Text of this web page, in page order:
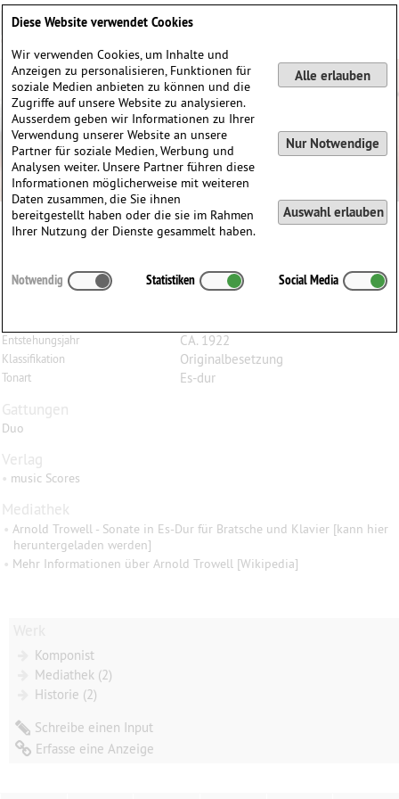
Sonate in Es-Dur für Bratsche und Klavier
Entstehungsjahr CA. 1922
Klassifikation Originalbesetzung
Tonart Es-dur
Gattungen
Duo
Verlag
• music Scores
Mediathek
• Arnold Trowell - Sonate in Es-Dur für Bratsche und Klavier [kann hier
heruntergeladen werden]
• Mehr Informationen über Arnold Trowell [Wikipedia]
Komponist
Mediathek (2)
Historie (2)
Schreibe einen Input
Erfasse eine Anzeige
Diese Website verwendet Cookies
Wir verwenden Cookies, um Inhalte und
Anzeigen zu personalisieren, Funktionen für
soziale Medien anbieten zu können und die
Zugriffe auf unsere Website zu analysieren.
Ausserdem geben wir Informationen zu Ihrer
Verwendung unserer Website an unsere
Partner für soziale Medien, Werbung und
Analysen weiter. Unsere Partner führen diese
Informationen möglicherweise mit weiteren
Daten zusammen, die Sie ihnen
bereitgestellt haben oder die sie im Rahmen
Ihrer Nutzung der Dienste gesammelt haben.
Alle erlauben
Nur Notwendige
Auswahl erlauben
Notwendig Statistiken Social Media